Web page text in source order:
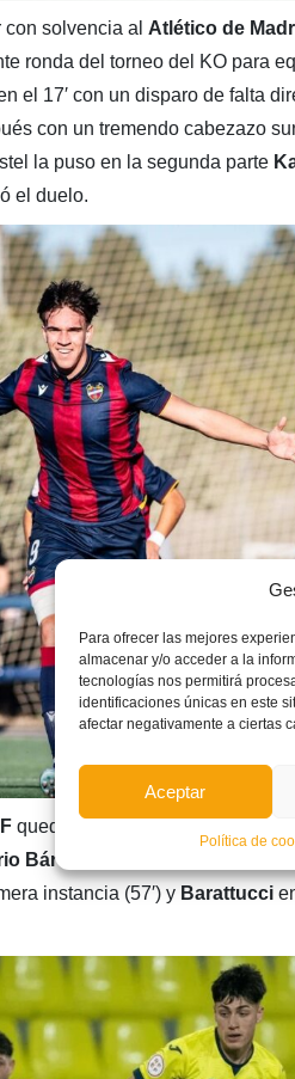
Para ofrecer las mejores
almacenar y/o acceder a la
tecnologías nos permitirá
identificaciones únicas en este
afectar negativamente a ciertas
Aceptar
Política de
solvencia al Atlético de
ronda del torneo del KO para
el 17′ con un disparo de falta
con un tremendo cabezazo
la puso en la segunda parte
el duelo.
quedó apeado de la
Bárcena
instancia (57′) y Barattucci